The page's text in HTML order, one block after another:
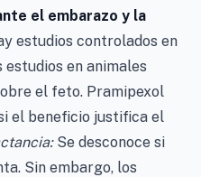
el embarazo y la
estudios controlados en
estudios en animales
el feto. Pramipexol
el beneficio justifica el
Se desconoce si
Sin embargo, los